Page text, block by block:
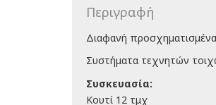
Περιγραφή
Διαφανή
Συστήματα τεχνητών
Συσκευασία:
Κουτί 12 τμχ